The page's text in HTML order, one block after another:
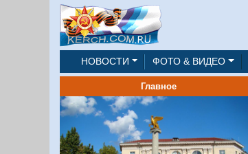
НОВОСТИ ФОТО & ВИДЕО
Главное